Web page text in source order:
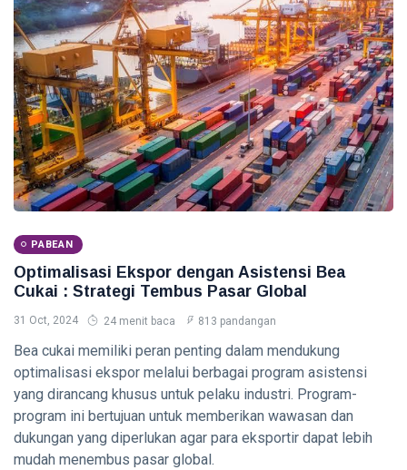
Crypto untuk
Pemula -
Panduan
Lengkap 2026
09 Aug,
2026
pandangan
TAX
Insentif
Pajak
Terbaru -
Panduan
Lengkap
2026
09
Aug,
2026
0
pandangan
Analisis
Rasio
Keuangan -
Panduan
Lengkap
09
Aug,
0
pandangan
FINANCE
Strategi
Pengelolaan
Hutang -
Panduan
Lengkap
2026
09
Aug,
2026
0
pandangan
PABEAN
Optimalisasi Ekspor dengan Asistensi Bea
Cukai : Strategi Tembus Pasar Global
31 Oct, 2024 24 menit baca 813 pandangan
Bea cukai memiliki peran penting dalam mendukung
optimalisasi ekspor melalui berbagai program asistensi
yang dirancang khusus untuk pelaku industri. Program-
program ini bertujuan untuk memberikan wawasan dan
dukungan yang diperlukan agar para eksportir dapat lebih
mudah menembus pasar global.